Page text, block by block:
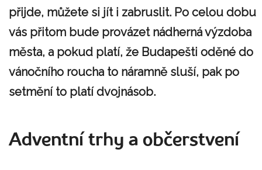
přijde, můžete si jít i zabruslit. Po celou dobu
vás přitom bude provázet nádherná výzdoba
města, a pokud platí, že Budapešti oděné do
vánočního roucha to náramně sluší, pak po
setmění to platí dvojnásob.
Adventní trhy a občerstvení